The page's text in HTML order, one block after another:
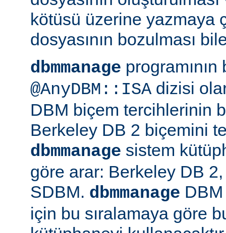
kötüsü üzerine yazmaya
dosyasının bozulması
dbmmanage programının
@AnyDBM::ISA dizisi
DBM biçem tercihlerinin
Berkeley DB 2 biçemini
dbmmanage sistem
göre arar: Berkeley DB
SDBM. dbmmanage
için bu sıralamaya göre